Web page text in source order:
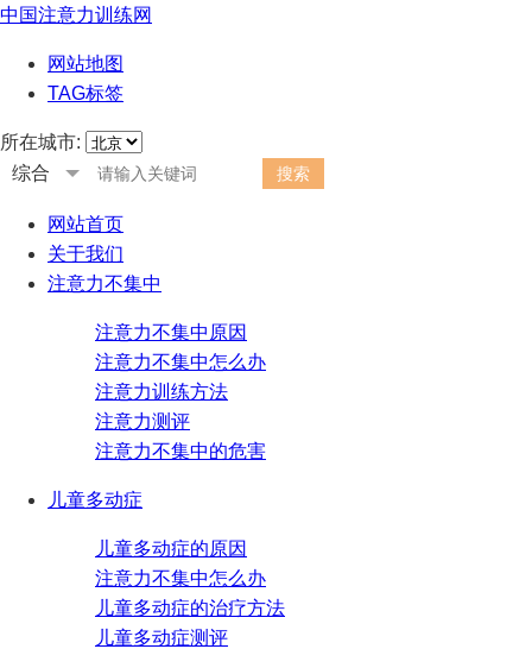
中国注意力训练网
网站地图
TAG标签
所在城市:
综合
网站首页
关于我们
注意力不集中
注意力不集中原因
注意力不集中怎么办
注意力训练方法
注意力测评
注意力不集中的危害
儿童多动症
儿童多动症的原因
注意力不集中怎么办
儿童多动症的治疗方法
儿童多动症测评